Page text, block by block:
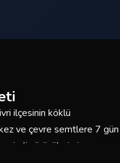
ilçesinin köklü
ve çevre semtlere 7 gün
sürücülerimiz ve